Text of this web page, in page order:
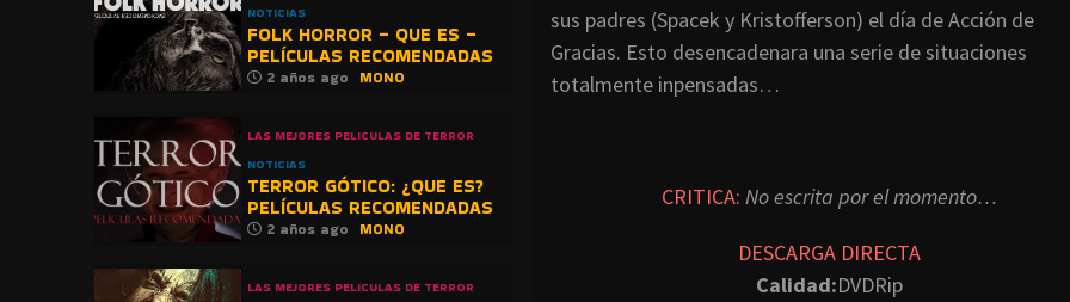
sus padres (Spacek y Kristofferson) el día de Acción de
Gracias. Esto desencadenara una serie de situaciones
totalmente inpensadas…
CRITICA: No escrita por el momento…
DESCARGA DIRECTA
Calidad:DVDRip
NOTICIAS
FOLK HORROR – QUE ES –
PELÍCULAS RECOMENDADAS
2 años ago MONO
LAS MEJORES PELICULAS DE TERROR
NOTICIAS
TERROR GÓTICO: ¿QUE ES?
PELÍCULAS RECOMENDADAS
2 años ago MONO
LAS MEJORES PELICULAS DE TERROR